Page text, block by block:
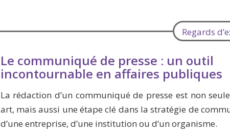
Regards
Le communiqué de presse : un outil
incontournable en affaires publiques
La rédaction d’un communiqué de presse est non
art, mais aussi une étape clé dans la stratégie de
d’une entreprise, d’une institution ou d’un organisme.